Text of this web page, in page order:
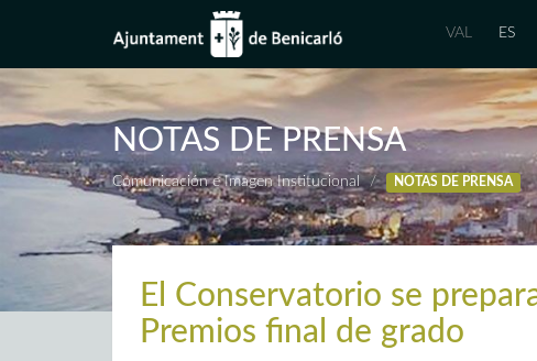
VAL ES
NOTAS DE PRENSA
Comunicación e Imagen Institucional NOTAS DE PRENSA
El Conservatorio se
Premios final de grado